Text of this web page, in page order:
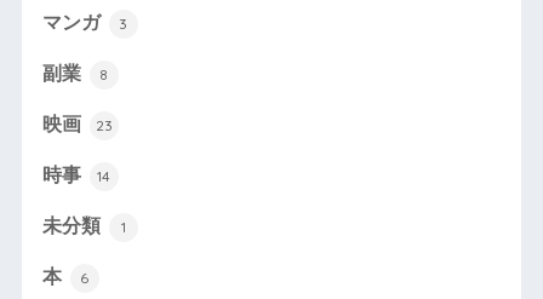
マンガ 3
副業 8
映画 23
時事 14
未分類 1
本 6